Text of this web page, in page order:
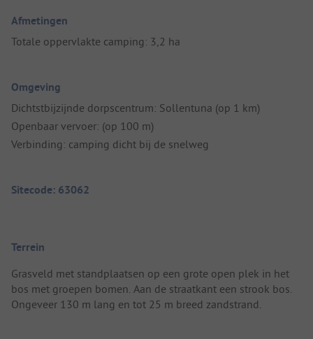
Afmetingen
Totale oppervlakte camping: 3,2 ha
Omgeving
Dichtstbijzijnde dorpscentrum: Sollentuna (op 1 km)
Openbaar vervoer: (op 100 m)
Verbinding: camping dicht bij de snelweg
Sitecode: 63062
Terrein
Grasveld met standplaatsen op een grote open plek in het
bos met groepen bomen. Aan de straatkant een strook bos.
Ongeveer 130 m lang en tot 25 m breed zandstrand.